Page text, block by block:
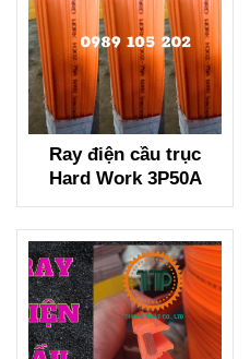
Ray điện cầu trục
Hard Work 3P50A